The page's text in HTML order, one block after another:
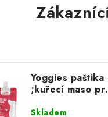
Yoggies paštika
;kuřecí maso
Skladem